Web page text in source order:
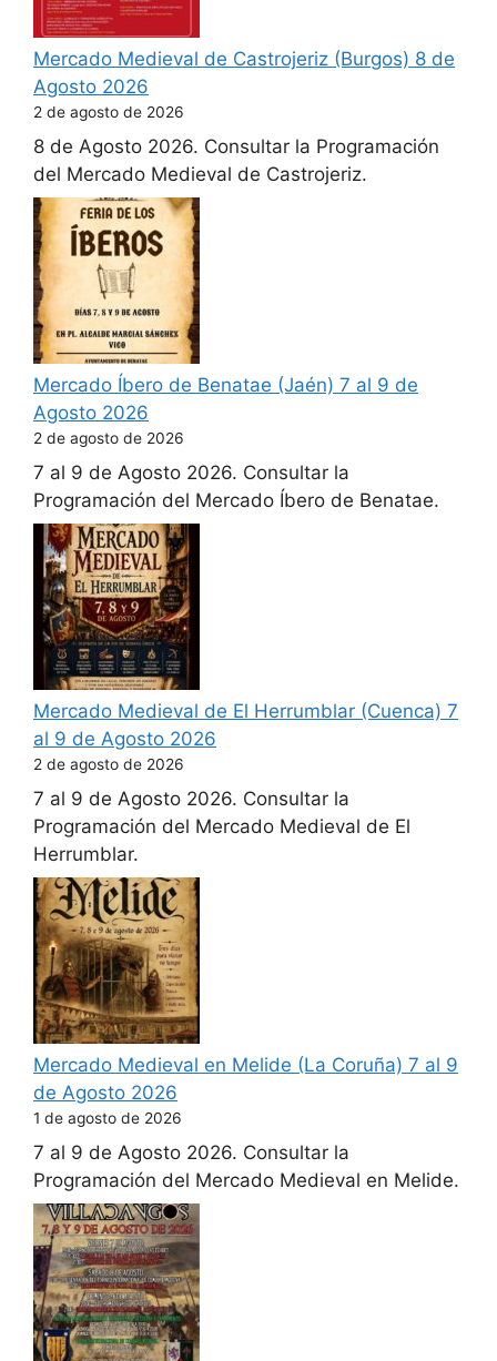
Mercado Medieval de Castrojeriz (Burgos) 8 de
Agosto 2026
2 de agosto de 2026
8 de Agosto 2026. Consultar la Programación
del Mercado Medieval de Castrojeriz.
Mercado Íbero de Benatae (Jaén) 7 al 9 de
Agosto 2026
2 de agosto de 2026
7 al 9 de Agosto 2026. Consultar la
Programación del Mercado Íbero de Benatae.
Mercado Medieval de El Herrumblar (Cuenca) 7
al 9 de Agosto 2026
2 de agosto de 2026
7 al 9 de Agosto 2026. Consultar la
Programación del Mercado Medieval de El
Herrumblar.
Mercado Medieval en Melide (La Coruña) 7 al 9
de Agosto 2026
1 de agosto de 2026
7 al 9 de Agosto 2026. Consultar la
Programación del Mercado Medieval en Melide.